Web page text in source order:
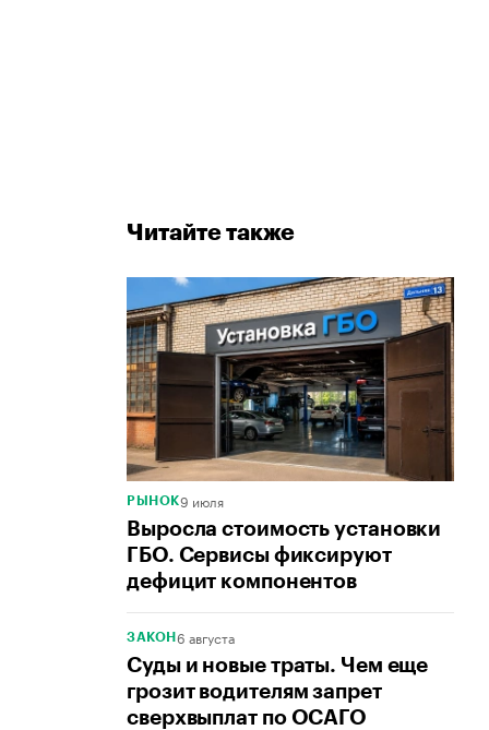
Читайте также
РЫНОК9 июля
Выросла стоимость установки
ГБО. Сервисы фиксируют
дефицит компонентов
ЗАКОН 6 августа
Суды и новые траты. Чем еще
грозит водителям запрет
сверхвыплат по ОСАГО